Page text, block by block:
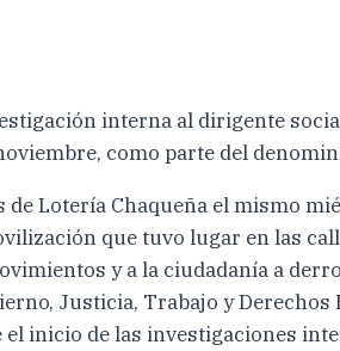
interna al dirigente
como parte del
Lotería Chaqueña el mismo
que tuvo lugar en las
y a la ciudadanía a
Justicia, Trabajo y Derechos
inicio de las investigaciones